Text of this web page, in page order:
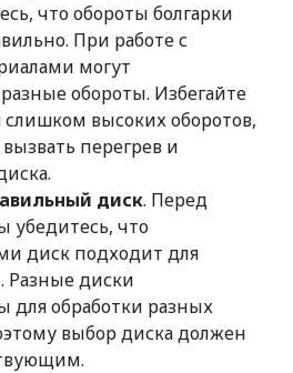
что обороты болгарки
При работе с
могут
обороты. Избегайте
слишком высоких оборотов,
перегрев и
диск. Перед
убедитесь, что
диск подходит для
Разные диски
для обработки разных
выбор диска должен